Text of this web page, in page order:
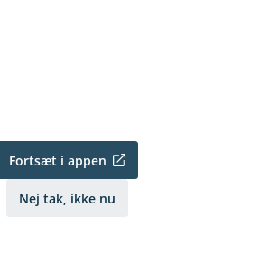
Fortsæt i appen
Nej tak, ikke nu